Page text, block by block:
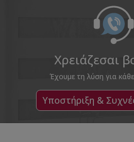
Χρειάζεσαι
Έχουμε τη λύση για
Υποστήριξη &